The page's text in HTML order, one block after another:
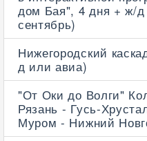
дом Бая", 4 дня + ж/
сентябрь)
Нижегородский
д или авиа)
"От Оки до Волги"
Рязань - Гусь-
Муром - Нижний